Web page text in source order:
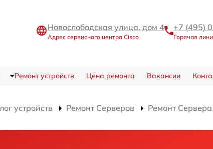
Новослободская улица, дом 4
Адрес сервисного центра Cisco
+7 (495)
Горячая
Ремонт устройств Цена ремонта Вакансии
устройств Ремонт Серверов Ремонт